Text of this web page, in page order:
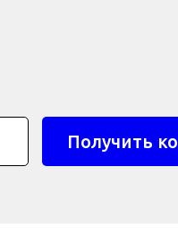
Получить